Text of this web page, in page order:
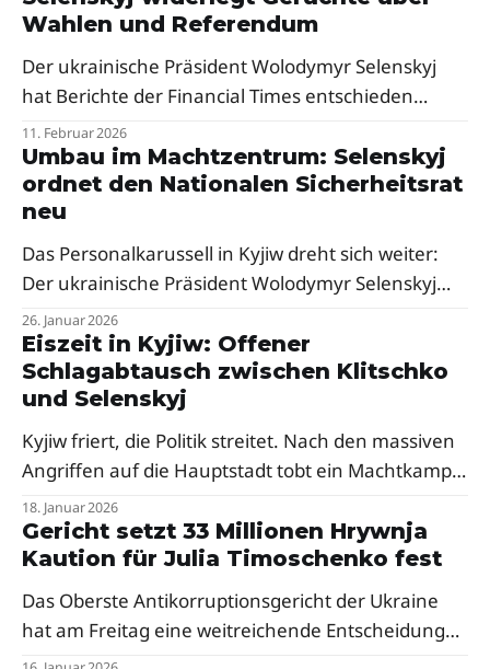
verlassen, von den Behörden gestoppt worden.
Wahlen und Referendum
Der ukrainische Präsident Wolodymyr Selenskyj
hat Berichte der Financial Times entschieden
zurückgewiesen, wonach er am 24. Februar
Präsidentschaftswahlen und ein Referendum
ankündigen wolle.
11. Februar 2026
Umbau im Machtzentrum: Selenskyj
ordnet den Nationalen Sicherheitsrat
neu
Das Personalkarussell in Kyjiw dreht sich weiter:
Der ukrainische Präsident Wolodymyr Selenskyj
hat die Zusammensetzung des einflussreichen
Nationalen Sicherheits- und Verteidigungsrates
(RNBO) per Dekret geändert. Prominentester
Abgang ist der ehemalige Geheimdienstchef
Wassyl Maljuk.
26. Januar 2026
Eiszeit in Kyjiw: Offener
Schlagabtausch zwischen Klitschko
und Selenskyj
Kyjiw friert, die Politik streitet. Nach den massiven
Angriffen auf die Hauptstadt tobt ein Machtkampf
um die Verantwortung. Wer hat beim Schutz der
kritischen Infrastruktur versagt?
18. Januar 2026
Gericht setzt 33 Millionen Hrywnja
Kaution für Julia Timoschenko fest
Das Oberste Antikorruptionsgericht der Ukraine
hat am Freitag eine weitreichende Entscheidung
im Fall gegen die prominente